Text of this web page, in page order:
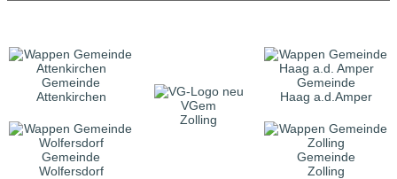
Gemeinde
Attenkirchen
VGem
Zolling
Gemeinde
Haag a.d.Amper
Gemeinde
Wolfersdorf
Gemeinde
Zolling